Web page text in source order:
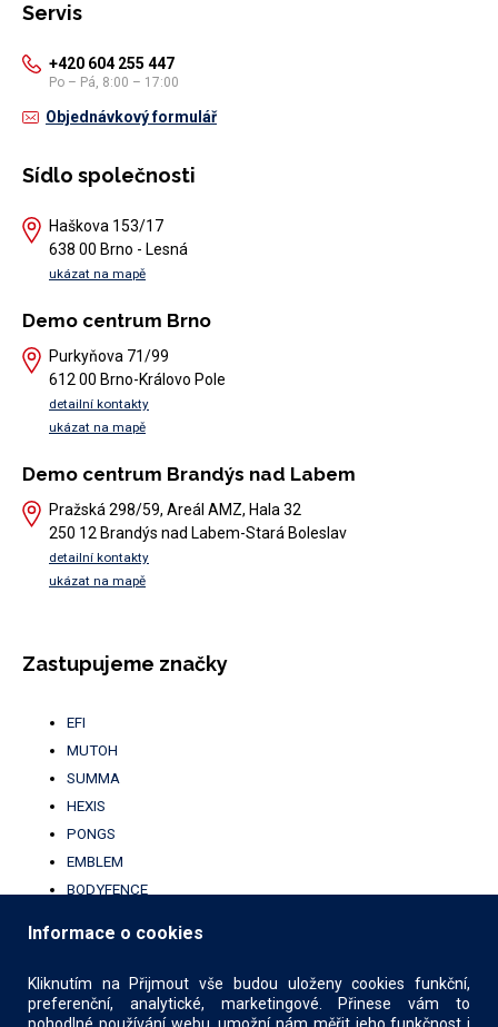
Servis
+420 604 255 447
Po – Pá, 8:00 – 17:00
Objednávkový formulář
Sídlo společnosti
Haškova 153/17
638 00 Brno - Lesná
ukázat na mapě
Demo centrum Brno
Purkyňova 71/99
612 00 Brno-Královo Pole
detailní kontakty
ukázat na mapě
Demo centrum Brandýs nad Labem
Pražská 298/59, Areál AMZ, Hala 32
250 12 Brandýs nad Labem-Stará Boleslav
detailní kontakty
ukázat na mapě
Zastupujeme značky
EFI
MUTOH
SUMMA
HEXIS
PONGS
EMBLEM
BODYFENCE
KALA
Informace o cookies
Kliknutím na Přijmout vše budou uloženy cookies funkční,
preferenční, analytické, marketingové. Přinese vám to